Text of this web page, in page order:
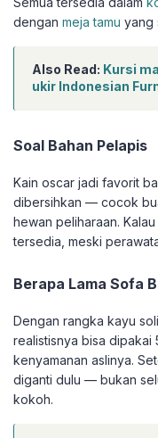
dengan meja tamu yang
Also Read: Kursi
ukir Indonesian
Soal Bahan Pelapis
Kain oscar jadi favorit
dibersihkan — cocok
hewan peliharaan.
tersedia, meski
Berapa Lama Sofa
Dengan rangka kayu
realistisnya bisa dipakai
kenyamanan aslinya.
diganti dulu — bukan
kokoh.